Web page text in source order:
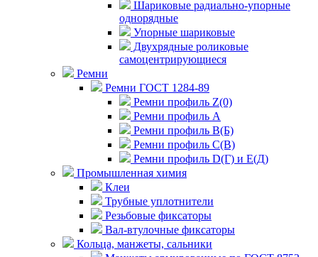
Шариковые радиально-упорные
однорядные
Упорные шариковые
Двухрядные роликовые
самоцентрирующиеся
Ремни
Ремни ГОСТ 1284-89
Ремни профиль Z(0)
Ремни профиль А
Ремни профиль В(Б)
Ремни профиль С(В)
Ремни профиль D(Г) и E(Д)
Промышленная химия
Клеи
Трубные уплотнители
Резьбовые фиксаторы
Вал-втулочные фиксаторы
Кольца, манжеты, сальники